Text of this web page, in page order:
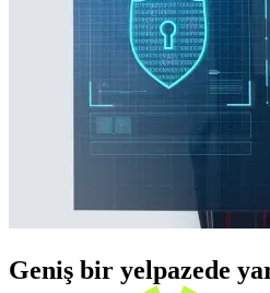
Geniş bir yelpazede